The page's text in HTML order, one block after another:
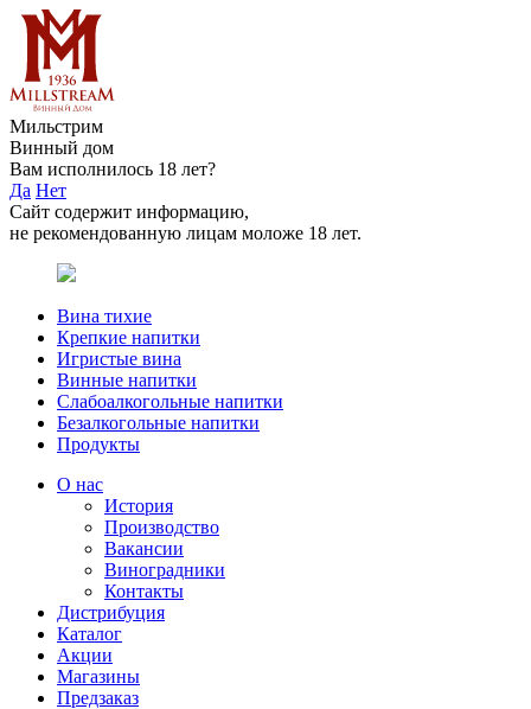
Мильстрим
Винный дом
Вам исполнилось 18 лет?
Да Нет
Сайт содержит информацию,
не рекомендованную лицам моложе 18 лет.
Вина тихие
Крепкие напитки
Игристые вина
Винные напитки
Слабоалкогольные напитки
Безалкогольные напитки
Продукты
О нас
История
Производство
Вакансии
Виноградники
Контакты
Дистрибуция
Каталог
Акции
Магазины
Предзаказ